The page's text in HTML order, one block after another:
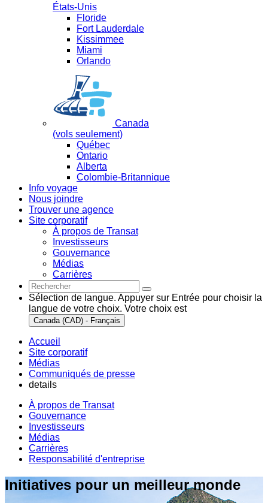
États-Unis
Floride
Fort Lauderdale
Kissimmee
Miami
Orlando
Canada
(vols seulement)
Québec
Ontario
Alberta
Colombie-Britannique
Info voyage
Nous joindre
Trouver une agence
Site corporatif
À propos de Transat
Investisseurs
Gouvernance
Médias
Carrières
Sélection de langue. Appuyer sur Entrée pour choisir la
langue de votre choix. Votre choix est
Canada (CAD) - Français
Accueil
Site corporatif
Médias
Communiqués de presse
details
À propos de Transat
Gouvernance
Investisseurs
Médias
Carrières
Responsabilité d'entreprise
Initiatives pour un meilleur monde